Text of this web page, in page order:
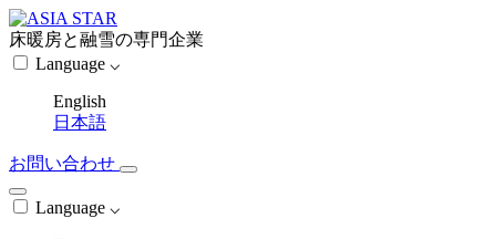
床暖房と融雪の専門企業
Language ⌵
English
日本語
お問い合わせ
Language ⌵